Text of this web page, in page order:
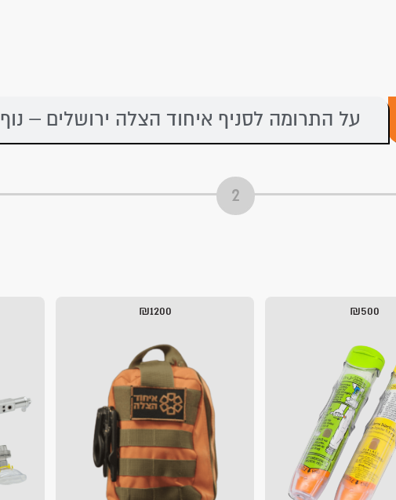
על התרומה לסניף איחוד הצלה ירושלים – נוף
₪500
₪1200